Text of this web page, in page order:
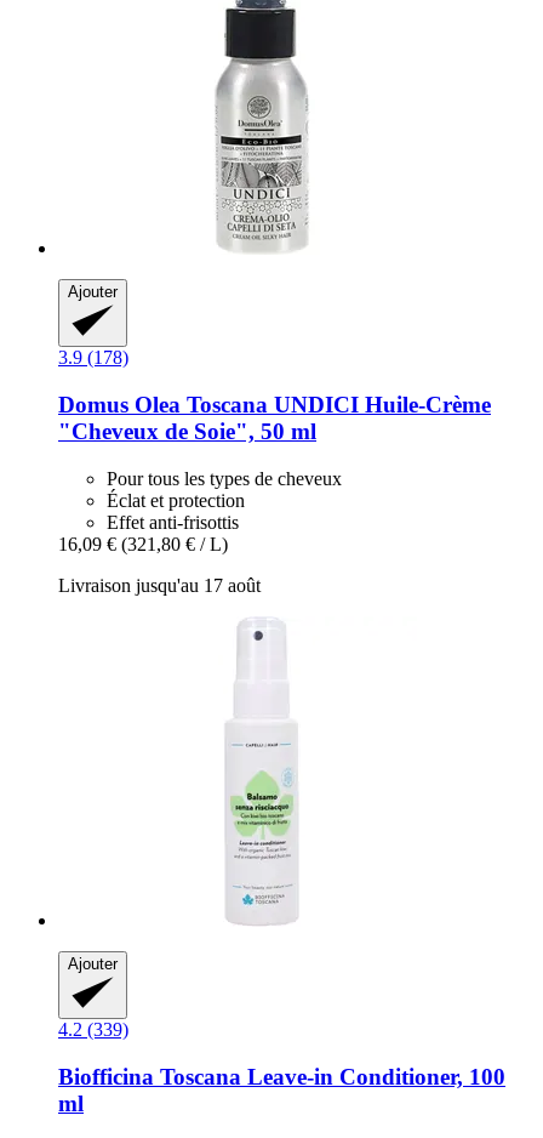
Ajouter
3.9 (178)
Domus Olea Toscana UNDICI Huile-​Crème
"Cheveux de Soie", 50 ml
Pour tous les types de cheveux
Éclat et protection
Effet anti-frisottis
16,09 € (321,80 € / L)
Livraison jusqu'au 17 août
Ajouter
4.2 (339)
Biofficina Toscana Leave-​in Conditioner, 100
ml